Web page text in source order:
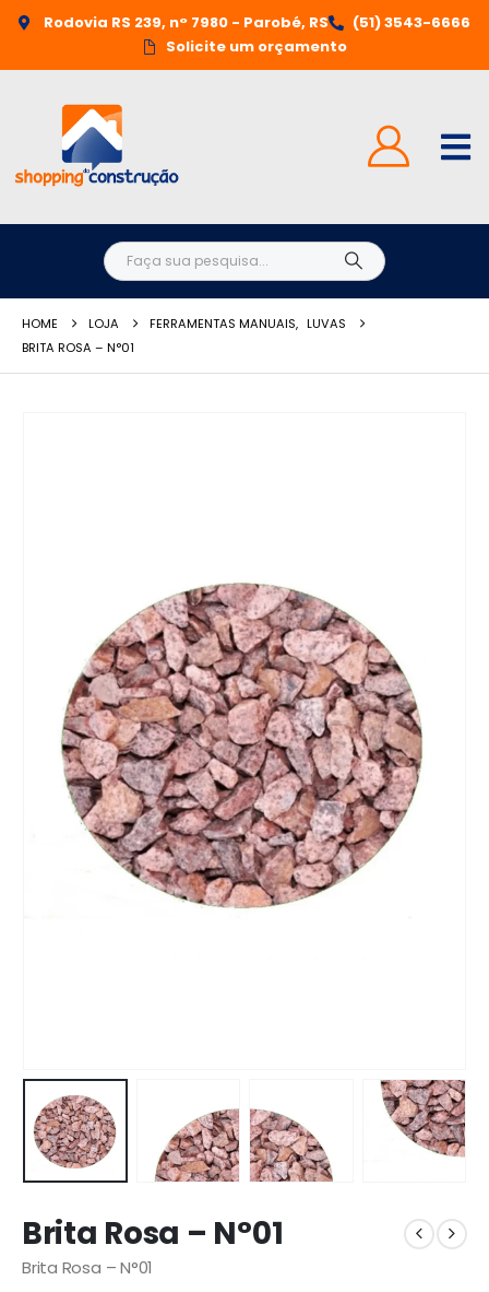
Rodovia RS 239, n° 7980 - Parobé, RS
(51) 3543-6666
Solicite um orçamento
HOME LOJA FERRAMENTAS MANUAIS, LUVAS
BRITA ROSA – N°01
Brita Rosa – N°01
Brita Rosa – N°01